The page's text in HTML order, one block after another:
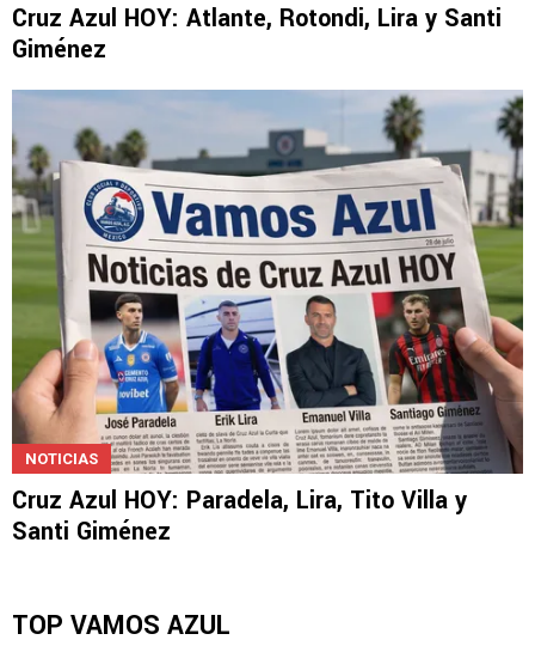
Cruz Azul HOY: Atlante, Rotondi, Lira y Santi
Giménez
NOTICIAS
Cruz Azul HOY: Paradela, Lira, Tito Villa y
Santi Giménez
TOP VAMOS AZUL